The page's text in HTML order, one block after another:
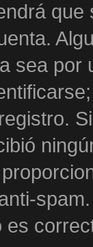
que
sea por
es